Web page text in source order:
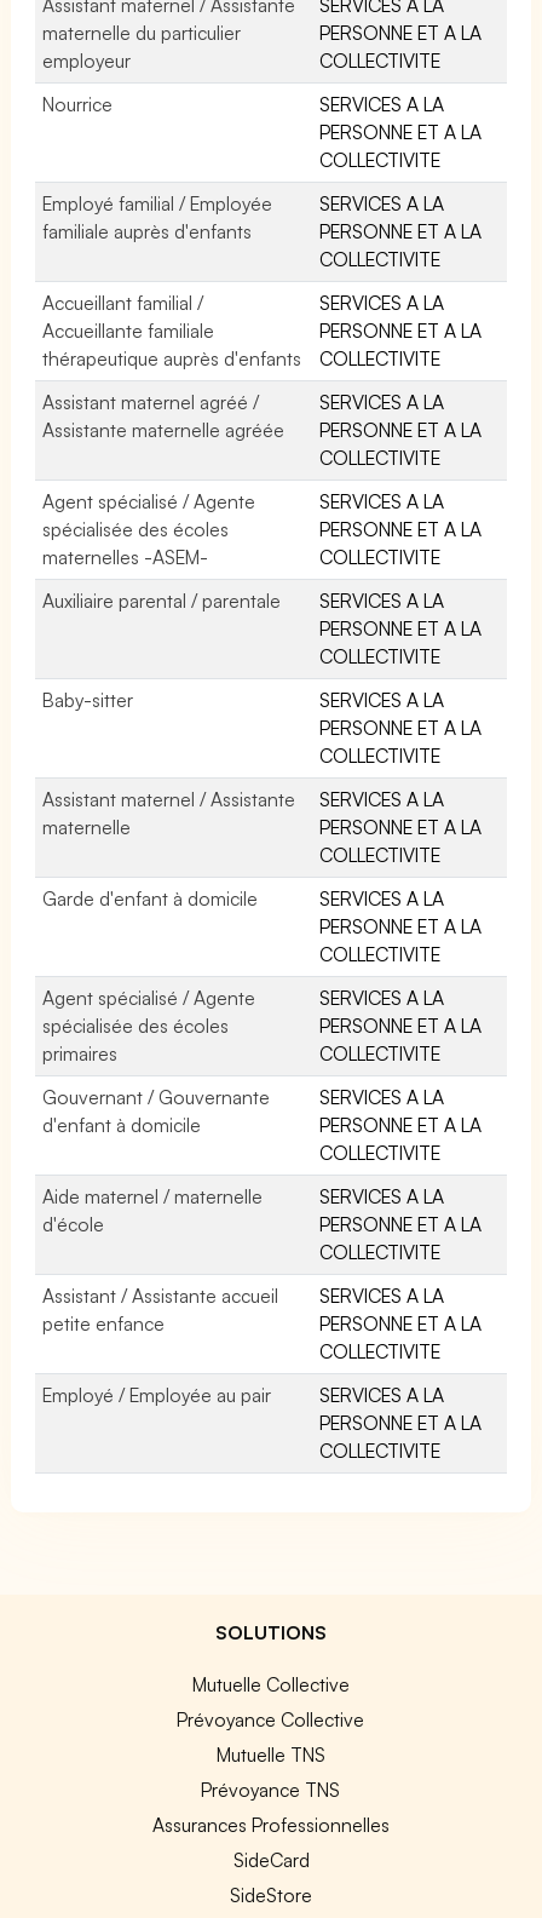
maternelle du particulier
employeur
PERSONNE ET A LA
COLLECTIVITE
Nourrice
SERVICES A LA
PERSONNE ET A LA
COLLECTIVITE
Employé familial / Employée
familiale auprès d'enfants
SERVICES A LA
PERSONNE ET A LA
COLLECTIVITE
Accueillant familial /
Accueillante familiale
thérapeutique auprès d'enfants
SERVICES A LA
PERSONNE ET A LA
COLLECTIVITE
Assistant maternel agréé /
Assistante maternelle agréée
SERVICES A LA
PERSONNE ET A LA
COLLECTIVITE
Agent spécialisé / Agente
spécialisée des écoles
maternelles -ASEM-
SERVICES A LA
PERSONNE ET A LA
COLLECTIVITE
Auxiliaire parental / parentale
SERVICES A LA
PERSONNE ET A LA
COLLECTIVITE
Baby-sitter
SERVICES A LA
PERSONNE ET A LA
COLLECTIVITE
Assistant maternel / Assistante
maternelle
SERVICES A LA
PERSONNE ET A LA
COLLECTIVITE
Garde d'enfant à domicile
SERVICES A LA
PERSONNE ET A LA
COLLECTIVITE
Agent spécialisé / Agente
spécialisée des écoles
primaires
SERVICES A LA
PERSONNE ET A LA
COLLECTIVITE
Gouvernant / Gouvernante
d'enfant à domicile
SERVICES A LA
PERSONNE ET A LA
COLLECTIVITE
Aide maternel / maternelle
d'école
SERVICES A LA
PERSONNE ET A LA
COLLECTIVITE
Assistant / Assistante accueil
petite enfance
SERVICES A LA
PERSONNE ET A LA
COLLECTIVITE
Employé / Employée au pair
SERVICES A LA
PERSONNE ET A LA
COLLECTIVITE
SOLUTIONS
Mutuelle Collective
Prévoyance Collective
Mutuelle TNS
Prévoyance TNS
Assurances Professionnelles
SideCard
SideStore